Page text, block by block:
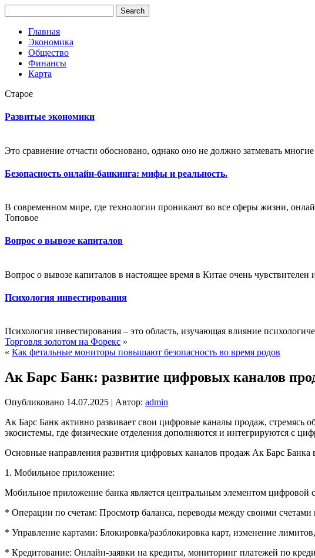
Главная
Экономика
Общество
Финансы
Карта
Старое
Развитые экономики
Это сравнение отчасти обосновано, однако оно не должно затмевать
Безопасность онлайн-банкинга: мифы и реальность.
В современном мире, где технологии проникают во все сферы жизни,
Топовое
Вопрос о вывозе капиталов
Вопрос о вывозе капиталов в настоящее время в Китае очень
Психология инвестирования
Психология инвестирования – это область, изучающая влияние
Торговля золотом на Форекс »
« Как фетальные мониторы повышают безопасность во время родов
Ак Барс Банк: развитие цифровых каналов
Опубликовано 14.07.2025 | Автор: admin
Ак Барс Банк активно развивает свои цифровые каналы продаж, стремясь
экосистемы, где физические отделения дополняются и интегрируются с
Основные направления развития цифровых каналов продаж Ак Барс Банка
1. Мобильное приложение:
Мобильное приложение банка является центральным элементом цифровой
* Операции по счетам: Просмотр баланса, переводы между своими счетами
* Управление картами: Блокировка/разблокировка карт, изменение
* Кредитование: Онлайн-заявки на кредиты, мониторинг платежей по